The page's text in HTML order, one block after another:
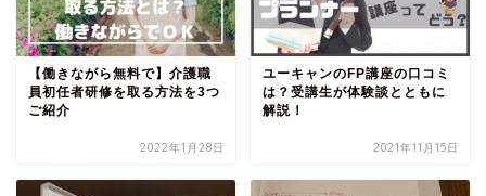
【働きながら無料で】介護職
員初任者研修を取る方法を3つ
ご紹介
2022年1月28日
ユーキャンのFP講座の口コミ
は？受講生が体験談とともに
解説！
2021年11月15日